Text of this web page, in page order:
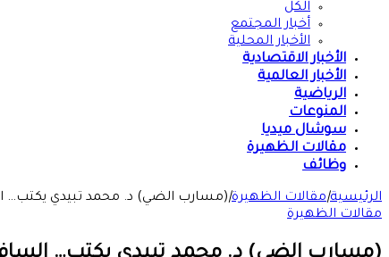
الكل
أخبار المجتمع
الأخبار المحلية
الأخبار الاقتصادية
الأخبار العالمية
الرياضية
المنوعات
سوشال ميديا
مقالات الظهيرة
وظائف
الرئيسية|مقالات الظهيرة|(مسارب الضي) د. محمد تبيدي يكتب…
مقالات الظهيرة